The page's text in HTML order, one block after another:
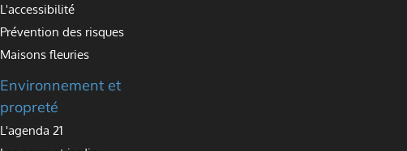
L'accessibilité
Prévention des risques
Maisons fleuries
Environnement et
propreté
L'agenda 21